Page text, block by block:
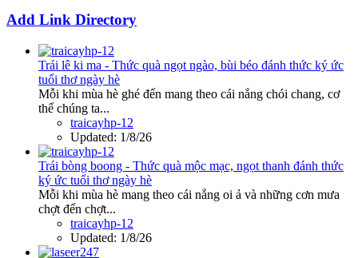
Add Link Directory
Trái lê ki ma - Thức quà ngọt ngào, bùi béo đánh thức ký ức
tuổi thơ ngày hè
Mỗi khi mùa hè ghé đến mang theo cái nắng chói chang, cơ
thể chúng ta...
traicayhp-12
Updated: 1/8/26
Trái bòng boong - Thức quà mộc mạc, ngọt thanh đánh thức
ký ức tuổi thơ ngày hè
Mỗi khi mùa hè mang theo cái nắng oi ả và những cơn mưa
chợt đến chợt...
traicayhp-12
Updated: 1/8/26